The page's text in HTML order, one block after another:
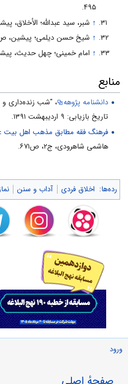
۴۹۵.
↑ شبر، سید عبدالله؛ الأخلاق،
↑ شیخ حسن دیلمى؛ پیشین، ص
↑ امام خمینى؛ چهل حدیث،
منابع
دانشنامه پژوهه ، "شب زنده‌داری
تاریخ بازیابی: ۹ اردیبهشت ۱۳۹۱.
فرهنگ فقه مطابق مذهب اهل بیت
هاشمى شاهرودى، ج۲، ص۶۷۱.
رده‌ها: اخلاق فردی آداب و سنن
ورود